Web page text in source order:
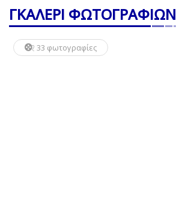
ΓΚΑΛΕΡΙ ΦΩΤΟΓΡΑΦΙΩΝ
33 φωτογραφίες